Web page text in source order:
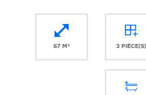
67 m² 3 pièce(s)